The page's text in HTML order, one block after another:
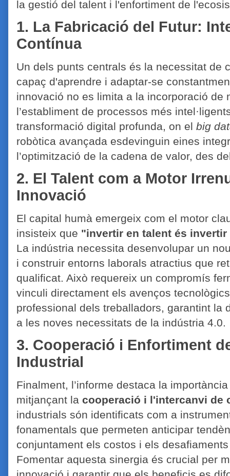
la gestió del talent i l'enfortiment de
1. La Fabricació del Futur:
Contínua
Un dels punts centrals és la necessitat de
capaç d'aprendre i adaptar-se
innovació no es limita a la incorporació de
l’establiment de processos més
transformació digital profunda, on el big
robòtica avançada esdevinguin eines
l’optimització de la cadena de valor, des
2. El Talent com a Motor
Innovació
El capital humà emergeix com el motor
insisteix que "invertir en talent és
La indústria necessita desenvolupar un
i construir entorns laborals atractius que
qualificat. Això requereix un compromís
vinculi directament els avenços
professional dels treballadors, garantint la
a les noves necessitats de la indústria 4.0.
3. Cooperació i Enfortiment
Industrial
Finalment, l’informe destaca la
mitjançant la cooperació i l'intercanvi de
industrials són identificats com a
fonamentals que permeten anticipar
conjuntament els costos i els
Fomentar aquesta sinergia és crucial per